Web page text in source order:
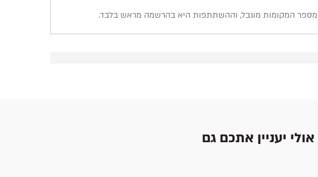
מספר המקומות מוגבל, וההשתתפות היא בהרשמה מראש בלבד.
אולי יעניין אתכם גם